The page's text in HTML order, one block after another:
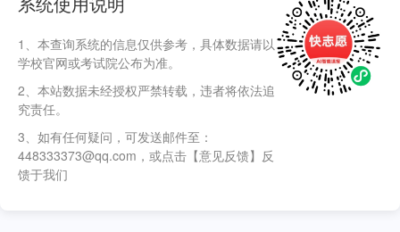
1、本查询系统的信息仅供参考，具体数据请以
学校官网或考试院公布为准。
2、本站数据未经授权严禁转载，违者将依法追
究责任。
3、如有任何疑问，可发送邮件至：
448333373@qq.com，或点击【意见反馈】反
馈于我们